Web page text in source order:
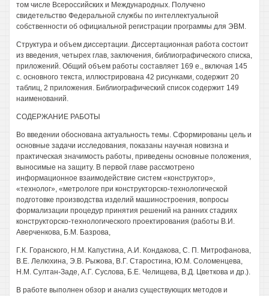
том числе Всероссийских и Международных. Получено
свидетельство Федеральной службы по интеллектуальной
собственности об официальной регистрации программы для ЭВМ.
Структура и объем диссертации. Диссертационная работа состоит
из введения, четырех глав, заключения, библиографического списка,
приложений. Общий объем работы составляет 169 е., включая 145
с. основного текста, иллюстрирована 42 рисунками, содержит 20
таблиц, 2 приложения. Библиографический список содержит 149
наименований.
СОДЕРЖАНИЕ РАБОТЫ
Во введении обоснована актуальность темы. Сформированы цель и
основные задачи исследования, показаны научная новизна и
практическая значимость работы, приведены основные положения,
выносимые на защиту. В первой главе рассмотрено
информационное взаимодействие систем «конструктор»,
«технолог», «метрологе при конструкторско-технологической
подготовке производства изделий машиностроения, вопросы
формализации процедур принятия решений на ранних стадиях
конструкторско-технологического проектирования (работы В.И.
Аверченкова, Б.М. Базрова,
Г.К. Горанского, Н.М. Капустина, А.И. Кондакова, С. П. Митрофанова,
В.Е. Лелюхина, Э.В. Рыжова, В.Г. Старостина, Ю.М. Соломенцева,
Н.М. Султан-Заде, А.Г. Суслова, Б.Е. Челищева, В.Д. Цветкова и др.).
В работе выполнен обзор и анализ существующих методов и